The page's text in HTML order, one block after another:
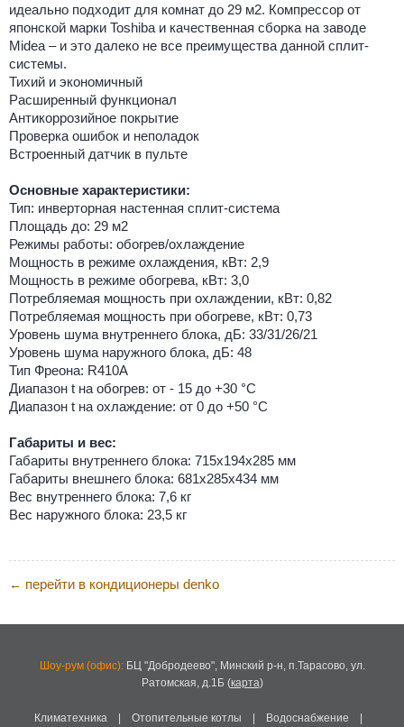
идеально подходит для комнат до 29 м2. Компрессор от
японской марки Toshiba и качественная сборка на заводе
Midea – и это далеко не все преимущества данной сплит-
системы.
Тихий и экономичный
Расширенный функционал
Антикоррозийное покрытие
Проверка ошибок и неполадок
Встроенный датчик в пульте
Основные характеристики:
Тип: инверторная настенная сплит-система
Площадь до: 29 м2
Режимы работы: обогрев/охлаждение
Мощность в режиме охлаждения, кВт: 2,9
Мощность в режиме обогрева, кВт: 3,0
Потребляемая мощность при охлаждении, кВт: 0,82
Потребляемая мощность при обогреве, кВт: 0,73
Уровень шума внутреннего блока, дБ: 33/31/26/21
Уровень шума наружного блока, дБ: 48
Тип Фреона: R410А
Диапазон t на обогрев: от - 15 до +30 °C
Диапазон t на охлаждение: от 0 до +50 °C
Габариты и вес:
Габариты внутреннего блока: 715x194x285 мм
Габариты внешнего блока: 681x285x434 мм
Вес внутреннего блока: 7,6 кг
Вес наружного блока: 23,5 кг
← перейти в кондиционеры denko
Шоу-рум (офис):БЦ "Добродеево", Минский р-н, п.Тарасово, ул.
Ратомская, д.1Б(карта)
Климатехника| Отопительные котлы Водоснабжение